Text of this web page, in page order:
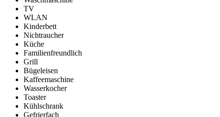
TV
WLAN
Kinderbett
Nichtraucher
Küche
Familienfreundlich
Grill
Bügeleisen
Kaffeemaschine
Wasserkocher
Toaster
Kühlschrank
Gefrierfach